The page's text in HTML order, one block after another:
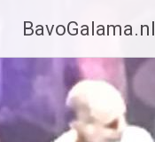
naar
de
inhoud
BavoGalama.nl